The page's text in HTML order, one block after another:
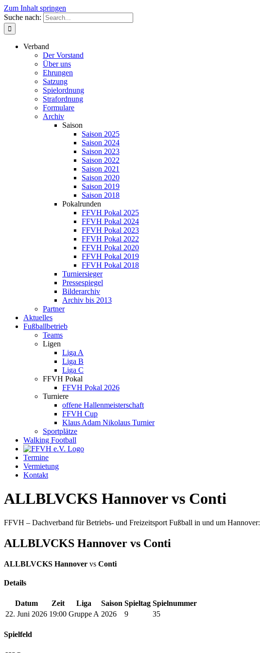
Zum Inhalt springen
Suche nach:
Verband
Der Vorstand
Über uns
Ehrungen
Satzung
Spielordnung
Strafordnung
Formulare
Archiv
Saison
Saison 2025
Saison 2024
Saison 2023
Saison 2022
Saison 2021
Saison 2020
Saison 2019
Saison 2018
Pokalrunden
FFVH Pokal 2025
FFVH Pokal 2024
FFVH Pokal 2023
FFVH Pokal 2022
FFVH Pokal 2020
FFVH Pokal 2019
FFVH Pokal 2018
Turniersieger
Pressespiegel
Bilderarchiv
Archiv bis 2013
Partner
Aktuelles
Fußballbetrieb
Teams
Ligen
Liga A
Liga B
Liga C
FFVH Pokal
FFVH Pokal 2026
Turniere
offene Hallenmeisterschaft
FFVH Cup
Klaus Adam Nikolaus Turnier
Sportplätze
Walking Football
Termine
Vermietung
Kontakt
ALLBLVCKS Hannover vs Conti
FFVH – Dachverband für Betriebs- und Freizeitsport Fußball in und um Hannover:
ALLBLVCKS Hannover vs Conti
ALLBLVCKS Hannover vs Conti
Details
Datum Zeit Liga Saison Spieltag Spielnummer
22. Juni 2026 19:00 Gruppe A 2026 9 35
Spielfeld